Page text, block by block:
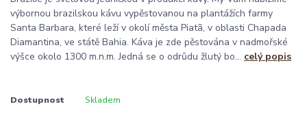
výbornou brazilskou kávu vypěstovanou na plantážích farmy
Santa Barbara, které leží v okolí města Piatã, v oblasti Chapada
Diamantina, ve státě Bahia. Káva je zde pěstována v nadmořské
výšce okolo 1300 m.n.m. Jedná se o odrůdu žlutý bo... celý popis
Dostupnost Skladem